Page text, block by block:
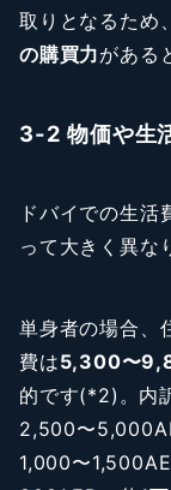
取りとなるため
の購買力がある
3-2 物価や生
ドバイでの生活
って大きく異な
単身者の場合、
費は5,300〜
的です(*2)。内
2,500〜
1,000〜